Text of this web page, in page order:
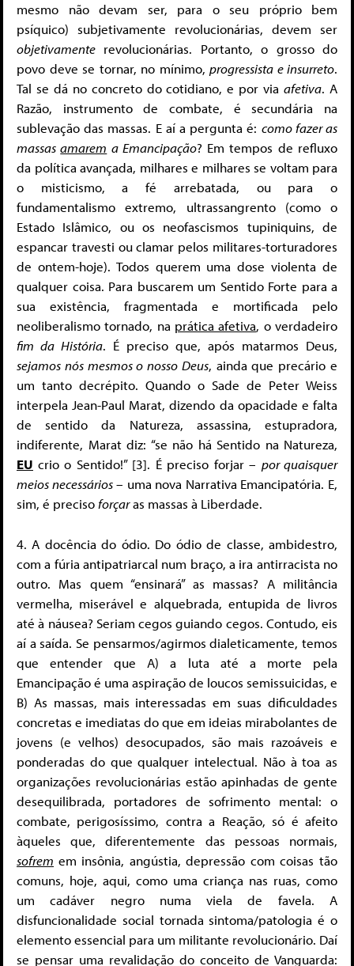
mesmo não devam ser, para o seu próprio bem
psíquico) subjetivamente revolucionárias, devem ser
objetivamente revolucionárias. Portanto, o grosso do
povo deve se tornar, no mínimo, progressista e insurreto.
Tal se dá no concreto do cotidiano, e por viaafetiva. A
Razão, instrumento de combate, é secundária na
sublevação das massas. E aí a pergunta é: como fazer as
massasamarem a Emancipação? Em tempos de refluxo
da política avançada, milhares e milhares se voltam para
o misticismo, a fé arrebatada, ou para o
fundamentalismo extremo, ultrassangrento (como o
Estado Islâmico, ou os neofascismos tupiniquins, de
espancar travesti ou clamar pelos militares-torturadores
de ontem-hoje). Todos querem uma dose violenta de
qualquer coisa. Para buscarem um Sentido Forte para a
sua existência, fragmentada e mortificada pelo
neoliberalismo tornado, na prática afetiva, o verdadeiro
fim da História. É preciso que, após matarmos Deus,
sejamos nós mesmos o nosso Deus, ainda que precário e
um tanto decrépito. Quando o Sade de Peter Weiss
interpela Jean-Paul Marat, dizendo da opacidade e falta
de sentido da Natureza, assassina, estupradora,
indiferente, Marat diz: “se não há Sentido na Natureza,
EU crio o Sentido!” [3]. É preciso forjar – por quaisquer
meios necessários– uma nova Narrativa Emancipatória. E,
sim, é precisoforçaras massas à Liberdade.
4. A docência do ódio. Do ódio de classe, ambidestro,
com a fúria antipatriarcal num braço, a ira antirracista no
outro. Mas quem “ensinará” as massas? A militância
vermelha, miserável e alquebrada, entupida de livros
até à náusea? Seriam cegos guiando cegos. Contudo, eis
aí a saída. Se pensarmos/agirmos dialeticamente, temos
que entender que A) a luta até a morte pela
Emancipação é uma aspiração de loucos semissuicidas, e
B) As massas, mais interessadas em suas dificuldades
concretas e imediatas do que em ideias mirabolantes de
jovens (e velhos) desocupados, são mais razoáveis e
ponderadas do que qualquer intelectual. Não à toa as
organizações revolucionárias estão apinhadas de gente
desequilibrada, portadores de sofrimento mental: o
combate, perigosíssimo, contra a Reação, só é afeito
àqueles que, diferentemente das pessoas normais,
sofrem em insônia, angústia, depressão com coisas tão
comuns, hoje, aqui, como uma criança nas ruas, como
um cadáver negro numa viela de favela. A
disfuncionalidade social tornada sintoma/patologia é o
elemento essencial para um militante revolucionário. Daí
se pensar uma revalidação do conceito de Vanguarda: